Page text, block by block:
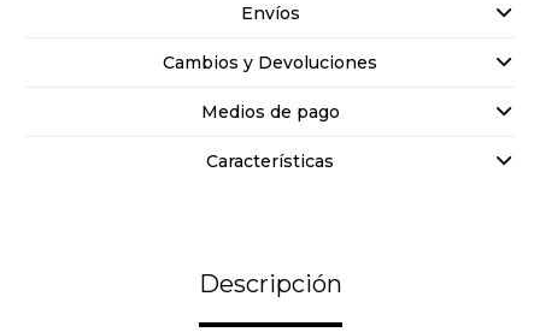
Envíos
Cambios y Devoluciones
Medios de pago
Características
Descripción